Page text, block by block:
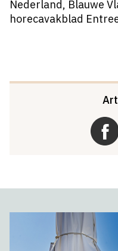
Nederland, Blauwe
horecavakblad